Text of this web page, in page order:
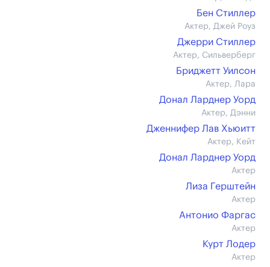
Бен Стиллер
Актер, Джей Роуз
Джерри Стиллер
Актер, Сильверберг
Бриджетт Уилсон
Актер, Лара
Донал Ларднер Уорд
Актер, Дэнни
Дженнифер Лав Хьюитт
Актер, Кейт
Донал Ларднер Уорд
Актер
Лиза Герштейн
Актер
Антонио Фаргас
Актер
Курт Лодер
Актер